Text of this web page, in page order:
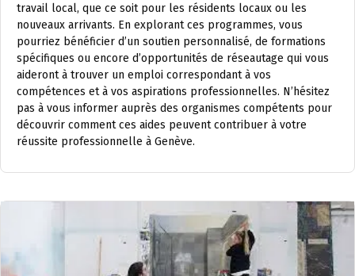
travail local, que ce soit pour les résidents locaux ou les
nouveaux arrivants. En explorant ces programmes, vous
pourriez bénéficier d’un soutien personnalisé, de formations
spécifiques ou encore d’opportunités de réseautage qui vous
aideront à trouver un emploi correspondant à vos
compétences et à vos aspirations professionnelles. N’hésitez
pas à vous informer auprès des organismes compétents pour
découvrir comment ces aides peuvent contribuer à votre
réussite professionnelle à Genève.